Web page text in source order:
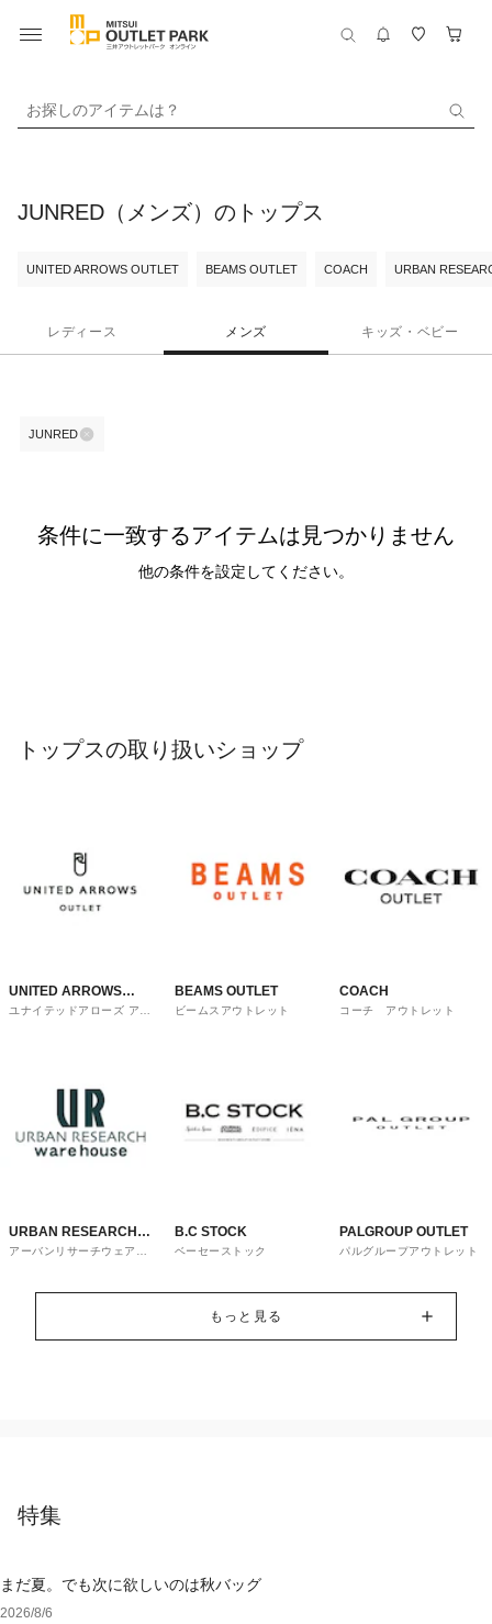
お探しのアイテムは？
JUNRED（メンズ）のトップス
UNITED ARROWS OUTLET BEAMS OUTLET COACH URBAN
レディース メンズ キッズ・ベビー
JUNRED
条件に一致するアイテムは見つかりません
他の条件を設定してください。
トップスの取り扱いショップ
UNITED ARROWS
OUTLET
ユナイテッドアローズ アウ
BEAMS OUTLET
ビームスアウトレット
COACH
コーチ アウトレット
URBAN RESEARCH
ware house
アーバンリサーチウェアハ
B.C STOCK
ベーセーストック
PALGROUP OUTLET
パルグループアウトレット
もっと見る
特集
まだ夏。でも次に欲しいのは秋バッグ
2026/8/6